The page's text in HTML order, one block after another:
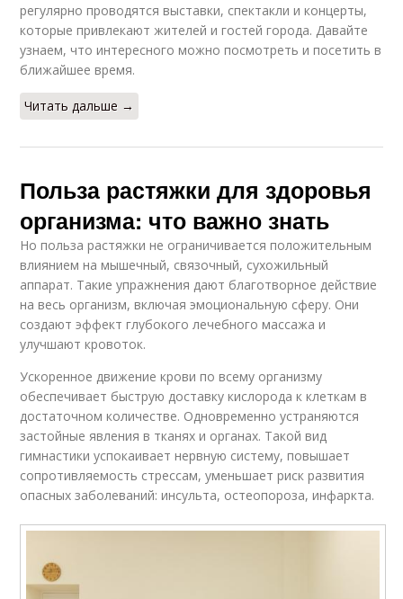
регулярно проводятся выставки, спектакли и концерты,
которые привлекают жителей и гостей города. Давайте
узнаем, что интересного можно посмотреть и посетить в
ближайшее время.
Читать дальше →
Польза растяжки для здоровья
организма: что важно знать
Но польза растяжки не ограничивается положительным
влиянием на мышечный, связочный, сухожильный
аппарат. Такие упражнения дают благотворное действие
на весь организм, включая эмоциональную сферу. Они
создают эффект глубокого лечебного массажа и
улучшают кровоток.
Ускоренное движение крови по всему организму
обеспечивает быструю доставку кислорода к клеткам в
достаточном количестве. Одновременно устраняются
застойные явления в тканях и органах. Такой вид
гимнастики успокаивает нервную систему, повышает
сопротивляемость стрессам, уменьшает риск развития
опасных заболеваний: инсульта, остеопороза, инфаркта.